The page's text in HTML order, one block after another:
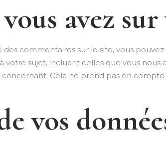
avez sur
des commentaires sur le site, vous
votre sujet, incluant celles que vous
Cela ne prend pas en
vos